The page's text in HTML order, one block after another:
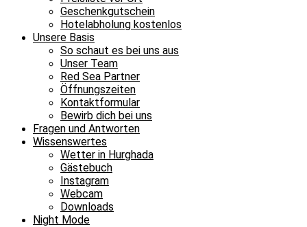
Geschenkgutschein
Hotelabholung kostenlos
Unsere Basis
So schaut es bei uns aus
Unser Team
Red Sea Partner
Öffnungszeiten
Kontaktformular
Bewirb dich bei uns
Fragen und Antworten
Wissenswertes
Wetter in Hurghada
Gästebuch
Instagram
Webcam
Downloads
Night Mode